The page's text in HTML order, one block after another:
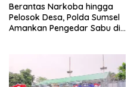
Berantas Narkoba hingga
Pelosok Desa, Polda Sumsel
Amankan Pengedar Sabu di